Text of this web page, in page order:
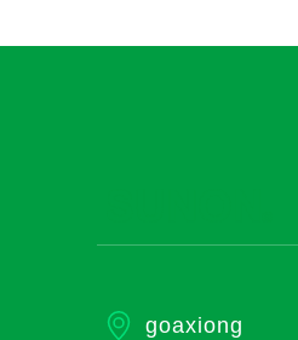
goaxiong